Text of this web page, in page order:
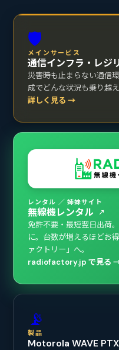
🛡️
メインサービス
通信インフラ・レジ
災害時も止まらない通信
成でどんな状況も乗り越え
詳しく見る →
レンタル ／ 姉妹サイト
無線機レンタル ↗
免許不要・最短翌日出荷
に。台数が増えるほどお
ァクトリー」へ。
radiofactory.jp で見る
📡
製品
Motorola WAVE PTX